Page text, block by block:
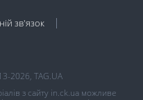
зв'язок
2026, TAG.UA
з сайту in.ck.ua можливе